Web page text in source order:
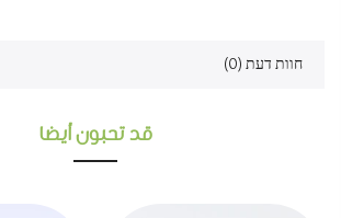
חוות דעת (0)
قد تحبون أيضا